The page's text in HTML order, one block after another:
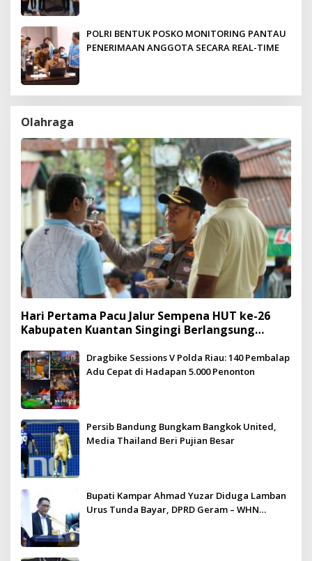
POLRI BENTUK POSKO MONITORING PANTAU
PENERIMAAN ANGGOTA SECARA REAL-TIME
Olahraga
Hari Pertama Pacu Jalur Sempena HUT ke-26
Kabupaten Kuantan Singingi Berlangsung
Dragbike Sessions V Polda Riau: 140 Pembalap
Adu Cepat di Hadapan 5.000 Penonton
Persib Bandung Bungkam Bangkok United,
Media Thailand Beri Pujian Besar
Bupati Kampar Ahmad Yuzar Diduga Lamban
Urus Tunda Bayar, DPRD Geram – WHN